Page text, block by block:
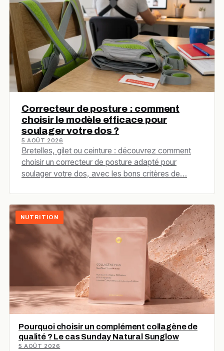
Correcteur de posture : comment
choisir le modèle efficace pour
soulager votre dos ?
5 AOÛT 2026
Bretelles, gilet ou ceinture : découvrez comment
choisir un correcteur de posture adapté pour
soulager votre dos, avec les bons critères de…
NUTRITION
Pourquoi choisir un complément collagène de
qualité ? Le cas Sunday Natural Sunglow
5 AOÛT 2026